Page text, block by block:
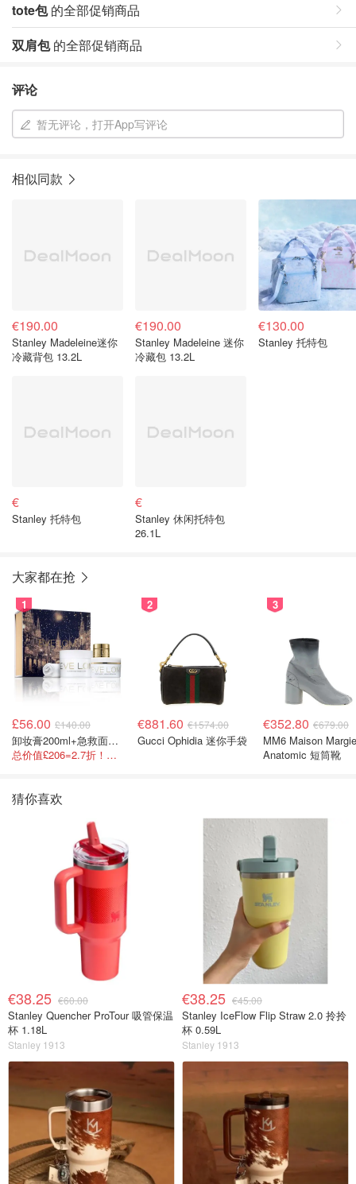
tote包的全部促销商品
双肩包的全部促销商品
评论
暂无评论，打开App写评论
相似同款
€190.00
Stanley Madeleine迷你
冷藏背包 13.2L
€190.00
Stanley Madeleine 迷你
冷藏包 13.2L
€130.00
Stanley 托特包
€
Stanley 托特包
€
Stanley 休闲托特包
26.1L
大家都在抢
1
£56.00 £140.00
卸妆膏200ml+急救面膜100ml+青春面霜15ml
总价值£206=2.7折！闭眼冲这套！
2
€881.60 €1574.00
Gucci Ophidia 迷你手袋
3
€352.80 €679.00
MM6 Maison
Anatomic 短筒靴
猜你喜欢
€38.25 €60.00
Stanley Quencher ProTour 吸管保温
杯 1.18L
Stanley 1913
€38.25 €45.00
Stanley IceFlow Flip Straw 2.0 拎拎
杯 0.59L
Stanley 1913